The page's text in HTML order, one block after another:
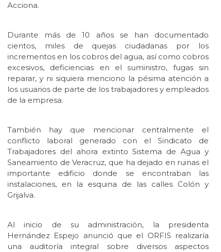
Acciona.
Durante más de 10 años se han documentado
cientos, miles de quejas ciudadanas por los
incrementos en los cobros del agua, así como cobros
excesivos, deficiencias en el suministro, fugas sin
reparar, y ni siquiera menciono la pésima atención a
los usuarios de parte de los trabajadores y empleados
de la empresa.
También hay que mencionar centralmente el
conflicto laboral generado con el Sindicato de
Trabajadores del ahora extinto Sistema de Agua y
Saneamiento de Veracruz, que ha dejado en ruinas el
importante edificio donde se encontraban las
instalaciones, en la esquina de las calles Colón y
Grijalva.
Al inicio de su administración, la presidenta
Hernández Espejo anunció que el ORFIS realizaría
una auditoría integral sobre diversos aspectos